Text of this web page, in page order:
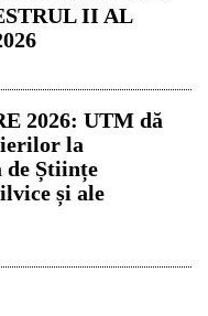
II AL
2026: UTM dă
la
de Științe
și ale